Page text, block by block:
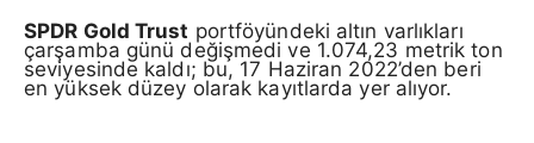
SPDR Gold Trust portföyündeki altın varlıkları
çarşamba günü değişmedi ve 1.074,23 metrik ton
seviyesinde kaldı; bu, 17 Haziran 2022’den beri
en yüksek düzey olarak kayıtlarda yer alıyor.